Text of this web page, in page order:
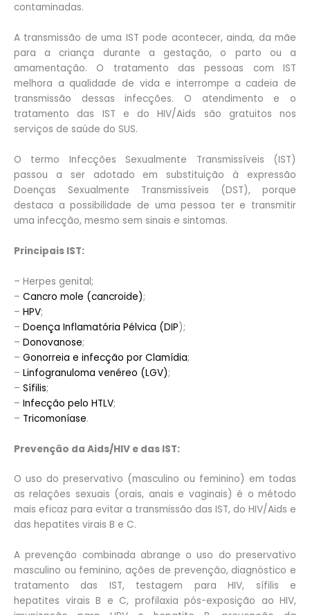
contaminadas.
A transmissão de uma IST pode acontecer, ainda, da mãe
para a criança durante a gestação, o parto ou a
amamentação. O tratamento das pessoas com IST
melhora a qualidade de vida e interrompe a cadeia de
transmissão dessas infecções. O atendimento e o
tratamento das IST e do HIV/Aids são gratuitos nos
serviços de saúde do SUS.
O termo Infecções Sexualmente Transmissíveis (IST)
passou a ser adotado em substituição à expressão
Doenças Sexualmente Transmissíveis (DST), porque
destaca a possibilidade de uma pessoa ter e transmitir
uma infecção, mesmo sem sinais e sintomas.
Principais IST:
– Herpes genital;
– Cancro mole (cancroide);
– HPV;
– Doença Inflamatória Pélvica (DIP);
– Donovanose;
– Gonorreia e infecção por Clamídia;
– Linfogranuloma venéreo (LGV);
– Sífilis;
– Infecção pelo HTLV;
– Tricomoníase.
Prevenção da Aids/HIV e das IST:
O uso do preservativo (masculino ou feminino) em todas
as relações sexuais (orais, anais e vaginais) é o método
mais eficaz para evitar a transmissão das IST, do HIV/Aids e
das hepatites virais B e C.
A prevenção combinada abrange o uso do preservativo
masculino ou feminino, ações de prevenção, diagnóstico e
tratamento das IST, testagem para HIV, sífilis e
hepatites virais B e C, profilaxia pós-exposição ao HIV,